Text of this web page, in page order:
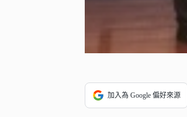
加入為 Google 偏好來源